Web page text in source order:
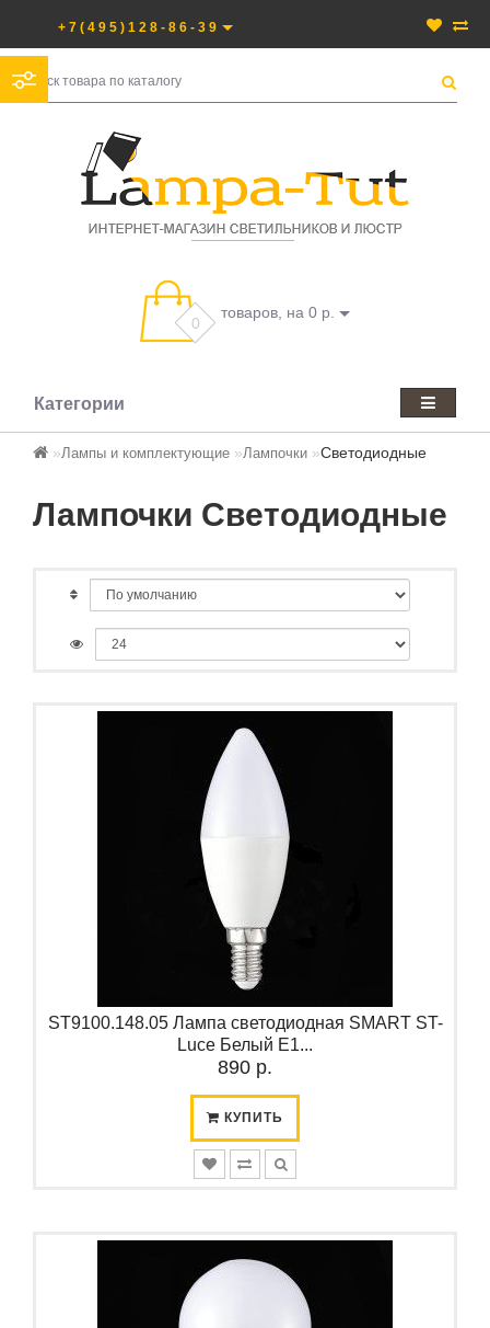
+7(495)128-86-39
0
товаров, на 0 р.
Категории
Лампы и комплектующие Лампочки Светодиодные
Лампочки Светодиодные
ST9100.148.05 Лампа светодиодная SMART ST-
Luce Белый E1...
890 р.
КУПИТЬ